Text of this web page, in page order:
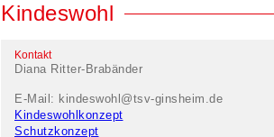
Kindeswohl
Kontakt
Diana Ritter-Brabänder
E-Mail: kindeswohl@tsv-ginsheim.de
Kindeswohlkonzept
Schutzkonzept